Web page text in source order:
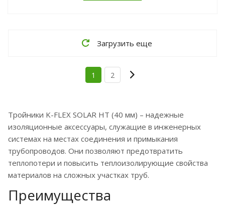
Загрузить еще
1 2
Тройники K-FLEX SOLAR HT (40 мм) – надежные
изоляционные аксессуары, служащие в инженерных
системах на местах соединения и примыкания
трубопроводов. Они позволяют предотвратить
теплопотери и повысить теплоизолирующие свойства
материалов на сложных участках труб.
Преимущества